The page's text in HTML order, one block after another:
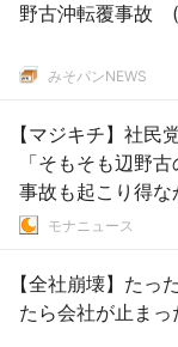
野古沖転覆事故
みそパンNEWS
【マジキチ】社民
「そもそも辺野
事故も起こり得な
モナニュース
【全社崩壊】たっ
たら会社が止ま